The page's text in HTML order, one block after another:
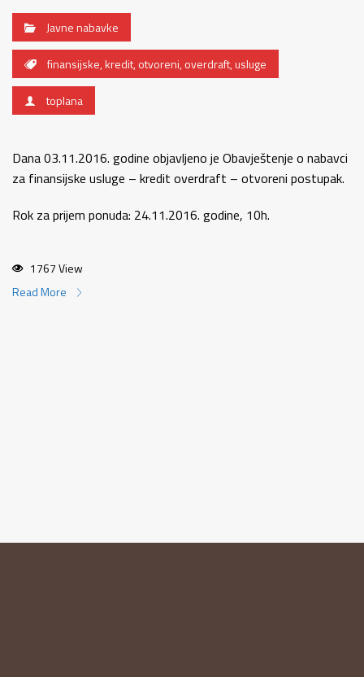
Javne nabavke
finansijske,kredit,otvoreni,overdraft,usluge
toplana
Dana 03.11.2016. godine objavljeno je Obavještenje o nabavci
za finansijske usluge – kredit overdraft – otvoreni postupak.
Rok za prijem ponuda: 24.11.2016. godine, 10h.
1767 View
Read More